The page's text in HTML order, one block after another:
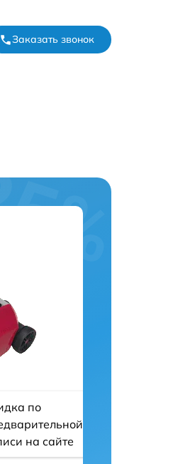
Заказать звонок
по
на сайте